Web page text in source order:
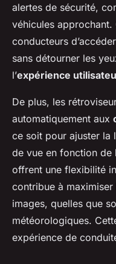
alertes de sécurité,
véhicules
conducteurs
sans détourner les
l’expérience
De plus, les
automatiquement aux
ce soit pour ajuster la
de vue en fonction de
offrent une flexibilité
contribue à
images, quelles que
météorologiques.
expérience de